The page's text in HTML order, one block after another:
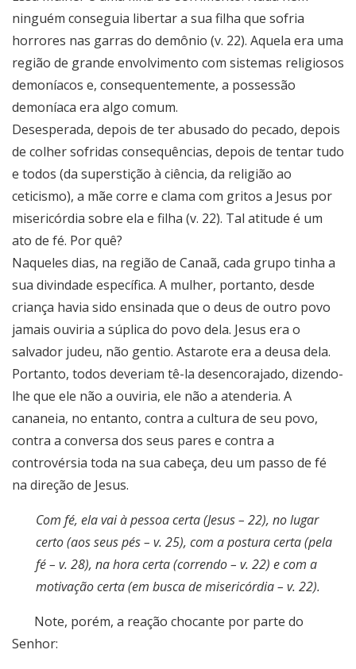
ninguém conseguia libertar a sua filha que sofria
horrores nas garras do demônio (v. 22). Aquela era uma
região de grande envolvimento com sistemas religiosos
demoníacos e, consequentemente, a possessão
demoníaca era algo comum.
Desesperada, depois de ter abusado do pecado, depois
de colher sofridas consequências, depois de tentar tudo
e todos (da superstição à ciência, da religião ao
ceticismo), a mãe corre e clama com gritos a Jesus por
misericórdia sobre ela e filha (v. 22). Tal atitude é um
ato de fé. Por quê?
Naqueles dias, na região de Canaã, cada grupo tinha a
sua divindade específica. A mulher, portanto, desde
criança havia sido ensinada que o deus de outro povo
jamais ouviria a súplica do povo dela. Jesus era o
salvador judeu, não gentio. Astarote era a deusa dela.
Portanto, todos deveriam tê-la desencorajado, dizendo-
lhe que ele não a ouviria, ele não a atenderia. A
cananeia, no entanto, contra a cultura de seu povo,
contra a conversa dos seus pares e contra a
controvérsia toda na sua cabeça, deu um passo de fé
na direção de Jesus.
Com fé, ela vai à pessoa certa (Jesus – 22), no lugar
certo (aos seus pés – v. 25), com a postura certa (pela
fé – v. 28), na hora certa (correndo – v. 22) e com a
motivação certa (em busca de misericórdia – v. 22).
Note, porém, a reação chocante por parte do
Senhor: